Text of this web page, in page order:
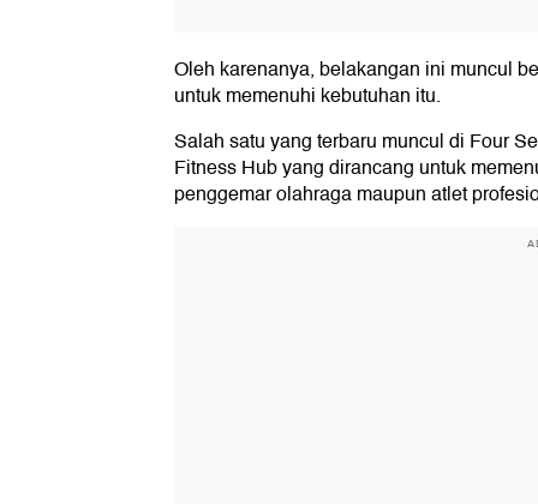
Oleh karenanya, belakangan ini muncul
untuk memenuhi kebutuhan itu.
Salah satu yang terbaru muncul di Four
Fitness Hub yang dirancang untuk
penggemar olahraga maupun atlet